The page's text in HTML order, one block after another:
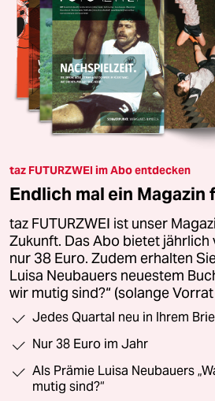
taz FUTURZWEI im Abo entdecken
Endlich mal ein
taz FUTURZWEI ist unser
Zukunft. Das Abo bietet jährlich
nur 38 Euro. Zudem erhalten
Luisa Neubauers neuestem
wir mutig sind?“ (solange
Jedes Quartal neu in Ihrem
Nur 38 Euro im Jahr
Als Prämie Luisa Neubauers
mutig sind?“